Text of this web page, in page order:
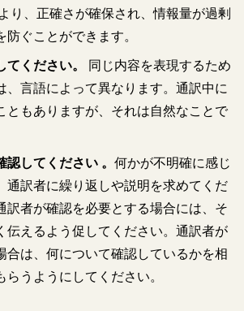
り、正確さが確保され、情報量が過剰
ぐことができます。
ください。
同じ内容を表現するため
、言語によって異なります。通訳中に
ともありますが、それは自然なことで
してください 。 何かが不明確に感じ
通訳者に繰り返しや説明を求めてくだ
訳者が確認を必要とする場合には、そ
伝えるよう促してください。通訳者が
合は、何について確認しているかを相
うようにしてください。